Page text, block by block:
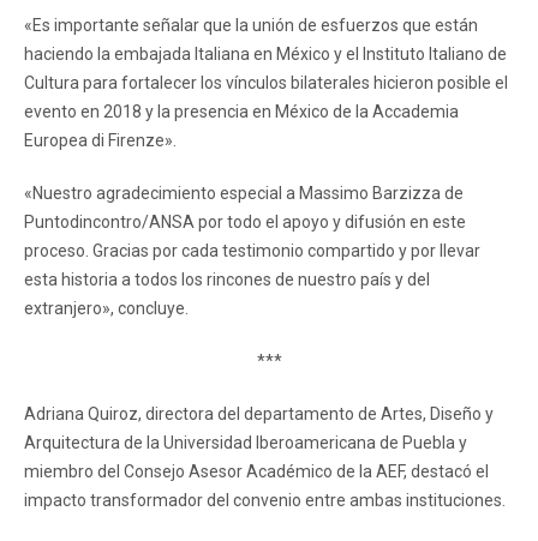
«Es importante señalar que la unión de esfuerzos que están
haciendo la embajada Italiana en México y el Instituto Italiano de
Cultura para fortalecer los vínculos bilaterales hicieron posible el
evento en 2018 y la presencia en México de la Accademia
Europea di Firenze».
«Nuestro agradecimiento especial a Massimo Barzizza de
Puntodincontro/ANSA por todo el apoyo y difusión en este
proceso. Gracias por cada testimonio compartido y por llevar
esta historia a todos los rincones de nuestro país y del
extranjero», concluye.
***
Adriana Quiroz, directora del departamento de Artes, Diseño y
Arquitectura de la Universidad Iberoamericana de Puebla y
miembro del Consejo Asesor Académico de la AEF, destacó el
impacto transformador del convenio entre ambas instituciones.